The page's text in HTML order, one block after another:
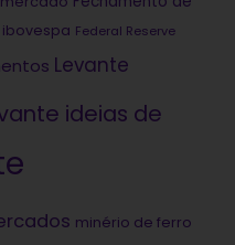
Federal Reserve
Levante
ideias de
minério de ferro